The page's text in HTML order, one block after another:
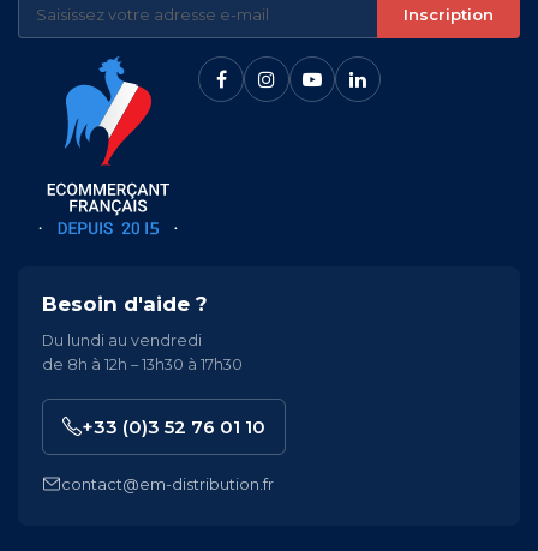
Inscription
Besoin d'aide ?
Du lundi au vendredi
de 8h à 12h – 13h30 à 17h30
+33 (0)3 52 76 01 10
contact@em-distribution.fr